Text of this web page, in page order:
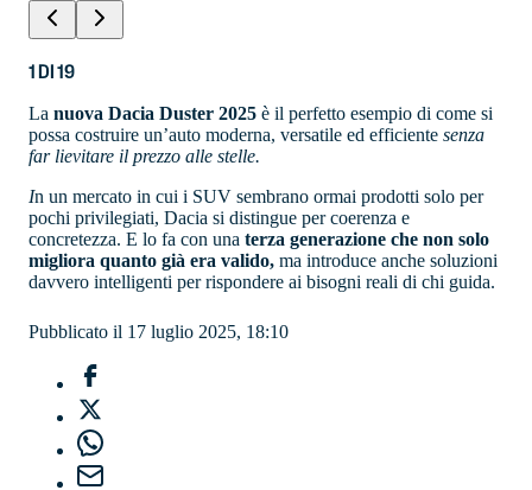
1DI19
La nuova Dacia Duster 2025 è il perfetto esempio di come si
possa costruire un’auto moderna, versatile ed efficiente senza
far lievitare il prezzo alle stelle.
In un mercato in cui i SUV sembrano ormai prodotti solo per
pochi privilegiati, Dacia si distingue per coerenza e
concretezza. E lo fa con una terza generazione che non solo
migliora quanto già era valido, ma introduce anche soluzioni
davvero intelligenti per rispondere ai bisogni reali di chi guida.
Pubblicato il 17 luglio 2025, 18:10